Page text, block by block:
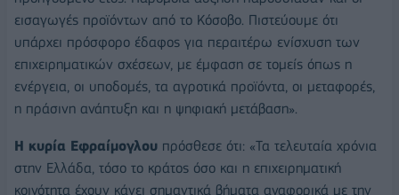
εισαγωγές προϊόντων από το Κόσοβο. Πιστεύουμε ότι
υπάρχει πρόσφορο έδαφος για περαιτέρω ενίσχυση των
επιχειρηματικών σχέσεων, με έμφαση σε τομείς όπως η
ενέργεια, οι υποδομές, τα αγροτικά προϊόντα, οι μεταφορές,
η πράσινη ανάπτυξη και η ψηφιακή μετάβαση».
Η κυρία Εφραίμογλου πρόσθεσε ότι: «Τα τελευταία χρόνια
στην Ελλάδα, τόσο το κράτος όσο και η επιχειρηματική
κοινότητα έχουν κάνει σημαντικά βήματα αναφορικά με την